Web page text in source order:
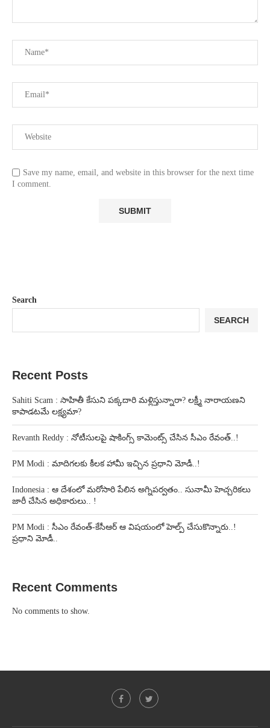
Save my name, email, and website in this browser for the next time
I comment.
Search
SEARCH
Recent Posts
Sahiti Scam : సాహితీ కేసుని పక్కదారి మళ్లిస్తున్నారా? లక్ష్మీ నారాయణని
కాపాడటమే లక్ష్యమా?
Revanth Reddy : నోటీసులపై షాకింగ్స్ కామెంట్స్ చేసిన సీఎం రేవంత్..!
PM Modi : మాదిగలకు కీలక హామీ ఇచ్చిన ప్రధాని మోడీ..!
Indonesia : ఆ దేశంలో మరోసారి పేలిన అగ్నిపర్వతం.. సునామీ హెచ్చరికలు
జారీ చేసిన అధికారులు.. !
PM Modi : సీఎం రేవంత్-కేసీఆర్ ఆ విషయంలో హెల్ప్ చేసుకొన్నారు..!
ప్రధాని మోడీ..
Recent Comments
No comments to show.